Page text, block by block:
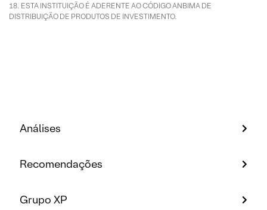
ESTA INSTITUIÇÃO É ADERENTE AO CÓDIGO ANBIMA DE
DISTRIBUIÇÃO DE PRODUTOS DE INVESTIMENTO.
Análises
Recomendações
Grupo XP